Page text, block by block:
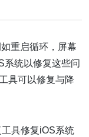
重启循环，屏幕
系统以修复这些问
具可以修复与降
具修复iOS系统